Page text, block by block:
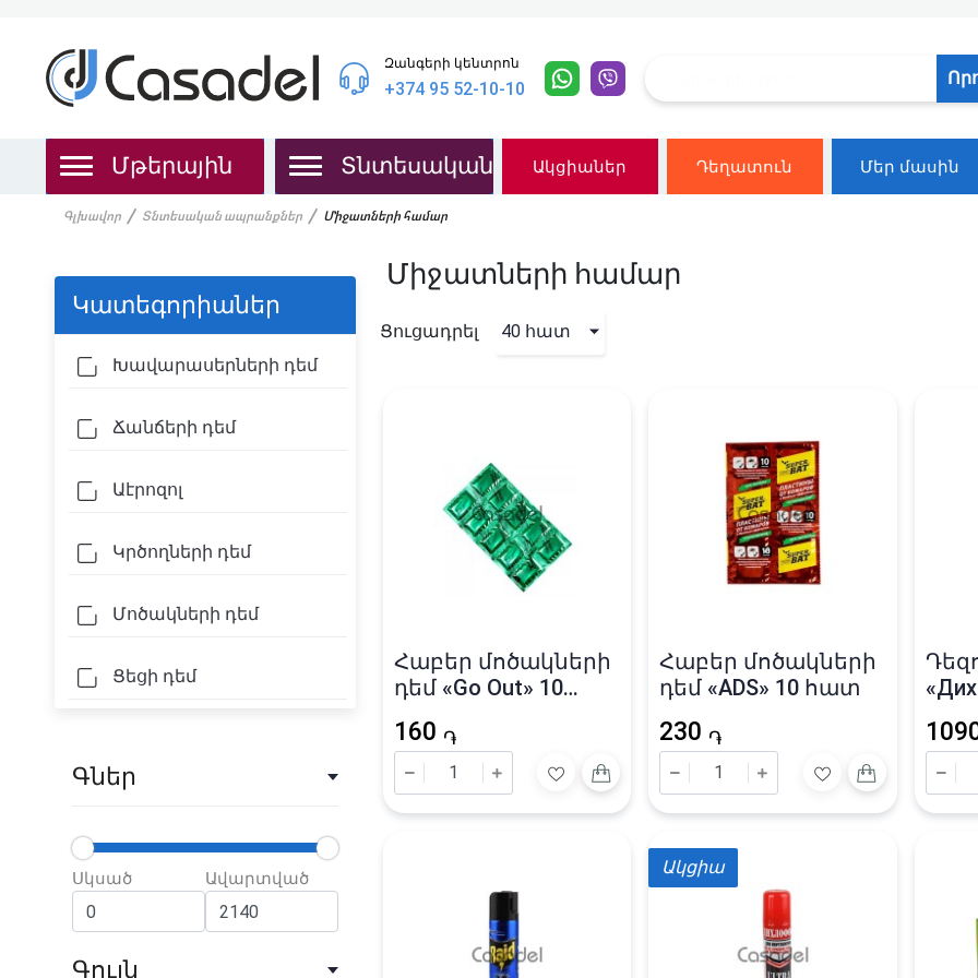
Զանգերի կենտրոն
+374 95 52-10-10
Մթերային Տնտեսական Ակցիաներ Դեղատուն Մեր մասին
Գլխավոր Տնտեսական ապրանքներ Միջատների համար
Կատեգորիաներ
Խավարասերների դեմ
Ճանճերի դեմ
Աէրոզոլ
Կրծողների դեմ
Մոծակների դեմ
Ցեցի դեմ
Գներ
Սկսած Ավարտված
Գույն
Միջատների համար
Ցուցադրել 40 հատ
Հաբեր մոծակների
դեմ «Go Out» 10
160 ֏
Հաբեր մոծակների
դեմ «ADS» 10 հատ
230 ֏
200
Ակցիա